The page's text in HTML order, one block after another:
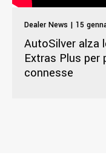
Dealer News | 15
AutoSilver alza
Extras Plus per
connesse